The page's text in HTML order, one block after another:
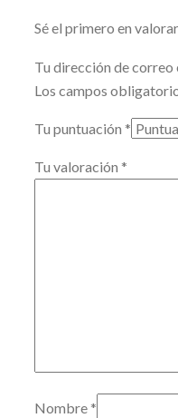
Sé el primero en
Tu dirección de
Los campos
Tu puntuación *
Tu valoración *
Nombre *